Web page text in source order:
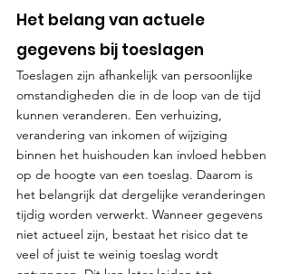
Het belang van actuele
gegevens bij toeslagen
Toeslagen zijn afhankelijk van persoonlijke
omstandigheden die in de loop van de tijd
kunnen veranderen. Een verhuizing,
verandering van inkomen of wijziging
binnen het huishouden kan invloed hebben
op de hoogte van een toeslag. Daarom is
het belangrijk dat dergelijke veranderingen
tijdig worden verwerkt. Wanneer gegevens
niet actueel zijn, bestaat het risico dat te
veel of juist te weinig toeslag wordt